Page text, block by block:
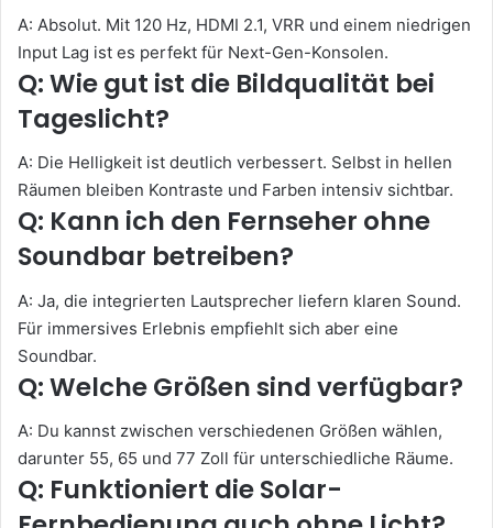
A: Absolut. Mit 120 Hz, HDMI 2.1, VRR und einem niedrigen
Input Lag ist es perfekt für Next-Gen-Konsolen.
Q: Wie gut ist die Bildqualität bei
Tageslicht?
A: Die Helligkeit ist deutlich verbessert. Selbst in hellen
Räumen bleiben Kontraste und Farben intensiv sichtbar.
Q: Kann ich den Fernseher ohne
Soundbar betreiben?
A: Ja, die integrierten Lautsprecher liefern klaren Sound.
Für immersives Erlebnis empfiehlt sich aber eine
Soundbar.
Q: Welche Größen sind verfügbar?
A: Du kannst zwischen verschiedenen Größen wählen,
darunter 55, 65 und 77 Zoll für unterschiedliche Räume.
Q: Funktioniert die Solar-